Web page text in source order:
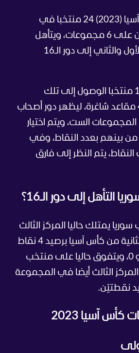
يشارك في كأس آسيا (2023) 24 منتخبا في
البطولة، يُقسمون على 6 مجموعات، ويتأهل
أصحاب المركزين الأول والثاني إلى دور الـ16
بعد أن يضمن الـ12 منتخبا الوصول إلى تلك
المرحلة، يتبقى 4 مقاعد شاغرة، ليظهر دور أصحاب
المجموعات الست، ويتم اختيار
من بينهم بعدد النقاط، وفي
يتم النظر إلى فارق
إلى دور الـ16؟
يمتلك حاليا المركز الثالث
في المجموعة الثانية من كأس آسيا برصيد 4 نقاط
وبفارق أهداف هو 0، ويتفوق حاليا على منتخب
الثالث أيضا في المجموعة
نقطتيّن.
آسيا 2023